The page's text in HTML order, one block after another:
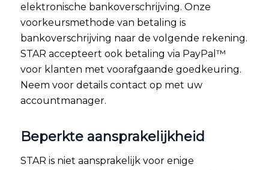
elektronische bankoverschrijving. Onze
voorkeursmethode van betaling is
bankoverschrijving naar de volgende rekening.
STAR accepteert ook betaling via PayPal™
voor klanten met voorafgaande goedkeuring.
Neem voor details contact op met uw
accountmanager.
Beperkte aansprakelijkheid
STAR is niet aansprakelijk voor enige